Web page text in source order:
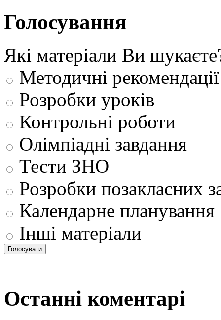
Голосування
Які матеріали Ви
Методичні рекомендації
Розробки уроків
Контрольні роботи
Олімпіадні завдання
Тести ЗНО
Розробки позакласних
Календарне планування
Інші матеріали
Останні коментарі